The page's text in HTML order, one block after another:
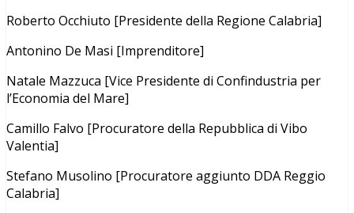
Roberto Occhiuto [Presidente della Regione Calabria]
Antonino De Masi [Imprenditore]
Natale Mazzuca [Vice Presidente di Confindustria per
l’Economia del Mare]
Camillo Falvo [Procuratore della Repubblica di Vibo
Valentia]
Stefano Musolino [Procuratore aggiunto DDA Reggio
Calabria]